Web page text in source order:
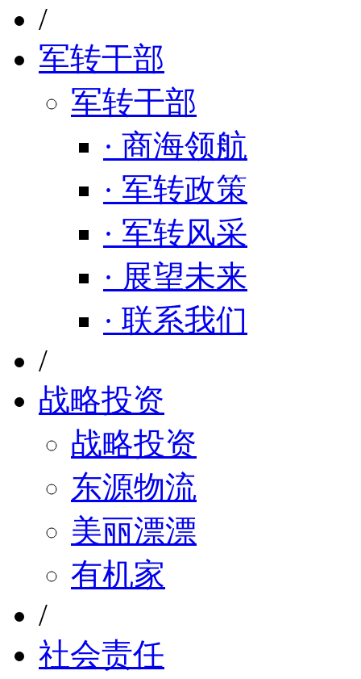
/
军转干部
军转干部
· 商海领航
· 军转政策
· 军转风采
· 展望未来
· 联系我们
/
战略投资
战略投资
东源物流
美丽漂漂
有机家
/
社会责任